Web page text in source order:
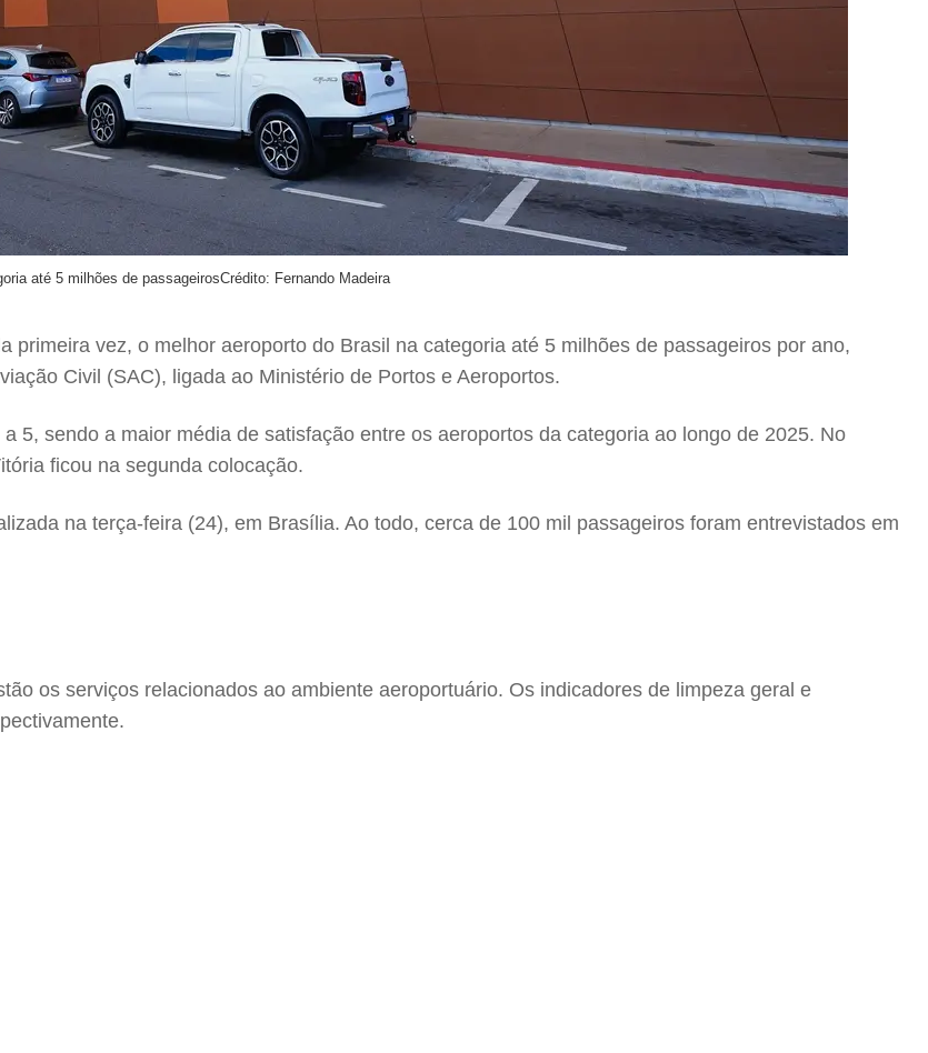
até 5 milhões de passageirosCrédito: Fernando Madeira
primeira vez, o melhor aeroporto do Brasil na categoria até 5 milhões de passageiros por ano,
Civil (SAC), ligada ao Ministério de Portos e Aeroportos.
5, sendo a maior média de satisfação entre os aeroportos da categoria ao longo de 2025. No
ficou na segunda colocação.
na terça-feira (24), em Brasília. Ao todo, cerca de 100 mil passageiros foram entrevistados em
os serviços relacionados ao ambiente aeroportuário. Os indicadores de limpeza geral e